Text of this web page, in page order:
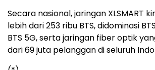
Secara nasional, jaringan XLSMART
lebih dari 253 ribu BTS, didominasi
BTS 5G, serta jaringan fiber optik
dari 69 juta pelanggan di seluruh